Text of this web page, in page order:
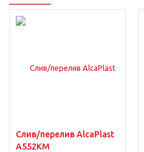
Слив/перелив AlcaPlast
A552KM